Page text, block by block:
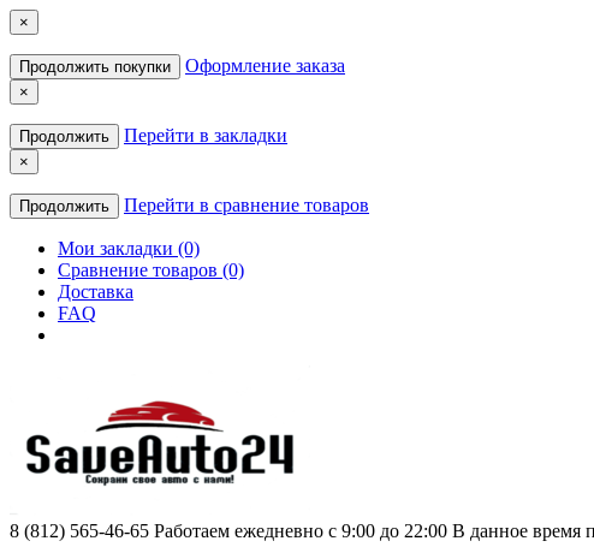
×
Продолжить покупки Оформление заказа
×
Продолжить Перейти в закладки
×
Продолжить Перейти в сравнение товаров
Мои закладки (0)
Сравнение товаров (0)
Доставка
FAQ
8 (812) 565-46-65 Работаем ежедневно с 9:00 до 22:00 В данное